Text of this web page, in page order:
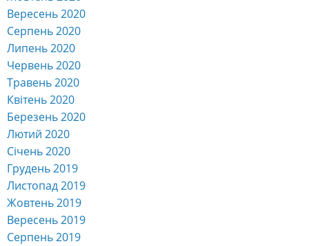
Вересень 2020
Серпень 2020
Липень 2020
Червень 2020
Травень 2020
Квітень 2020
Березень 2020
Лютий 2020
Січень 2020
Грудень 2019
Листопад 2019
Жовтень 2019
Вересень 2019
Серпень 2019